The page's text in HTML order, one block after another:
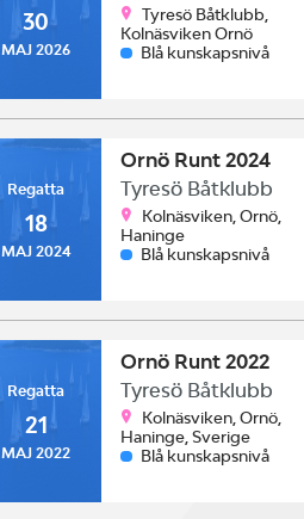
30
MAJ 2026
Tyresö Båtklubb,
Kolnäsviken Ornö
Blå kunskapsnivå
Regatta
18
MAJ 2024
Ornö Runt 2024
Tyresö Båtklubb
Kolnäsviken, Ornö,
Haninge
Blå kunskapsnivå
Regatta
21
MAJ 2022
Ornö Runt 2022
Tyresö Båtklubb
Kolnäsviken, Ornö,
Haninge, Sverige
Blå kunskapsnivå